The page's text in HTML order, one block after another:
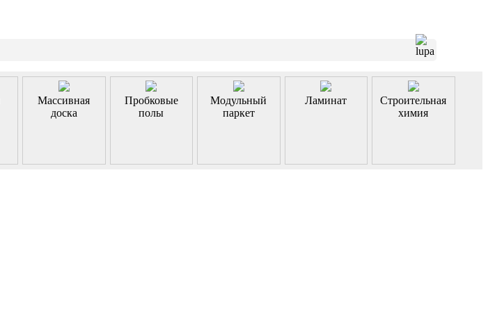
Массивная
доска
Пробковые
полы
Модульный
паркет
Ламинат
Строительная
химия